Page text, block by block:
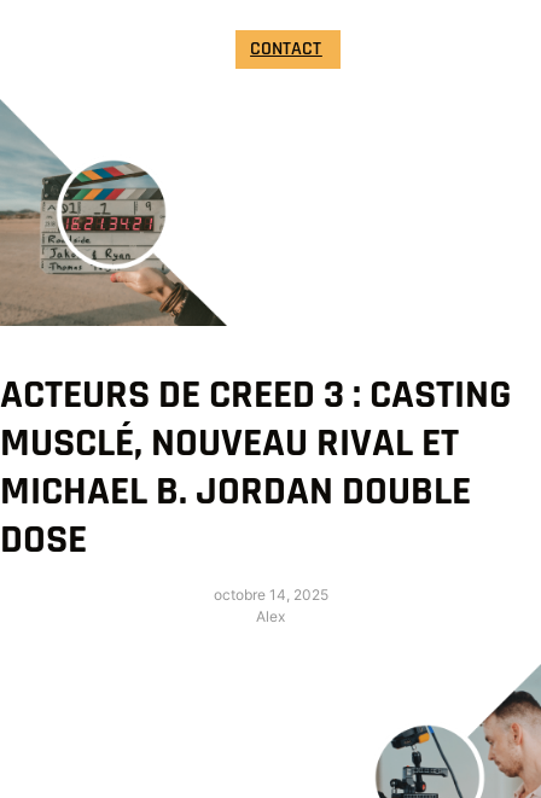
CONTACT
ACTEURS DE CREED 3 : CASTING
MUSCLÉ, NOUVEAU RIVAL ET
MICHAEL B. JORDAN DOUBLE
DOSE
octobre 14, 2025
Alex